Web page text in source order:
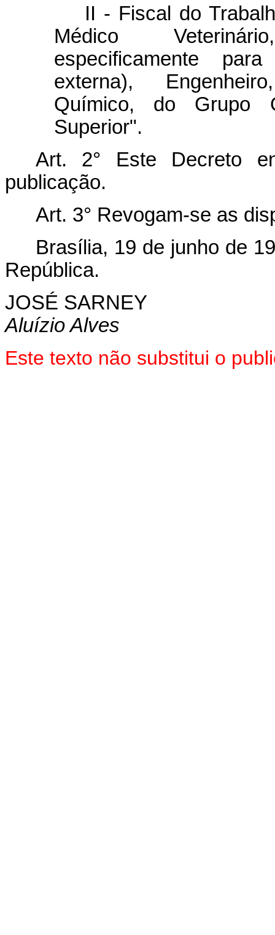
II - Fiscal do
Médico
especificamente
externa),
Químico, do Grupo
Superior".
Art. 2° Este Decreto
publicação.
Art. 3° Revogam-se as
Brasília, 19 de junho de
República.
JOSÉ SARNEY
Aluízio Alves
Este texto não substitui o